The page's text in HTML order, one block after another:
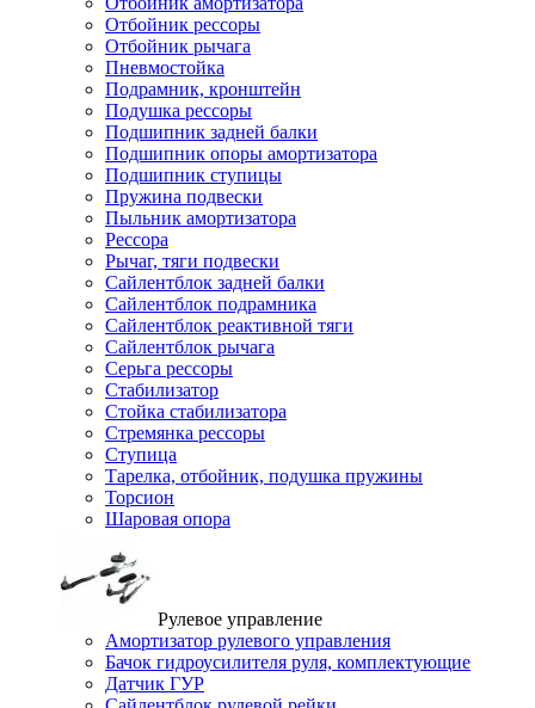
Отбойник рессоры
Отбойник рычага
Пневмостойка
Подрамник, кронштейн
Подушка рессоры
Подшипник задней балки
Подшипник опоры амортизатора
Подшипник ступицы
Пружина подвески
Пыльник амортизатора
Рессора
Рычаг, тяги подвески
Сайлентблок задней балки
Сайлентблок подрамника
Сайлентблок реактивной тяги
Сайлентблок рычага
Серьга рессоры
Стабилизатор
Стойка стабилизатора
Стремянка рессоры
Ступица
Тарелка, отбойник, подушка пружины
Торсион
Шаровая опора
Рулевое управление
Амортизатор рулевого управления
Бачок гидроусилителя руля, комплектующие
Датчик ГУР